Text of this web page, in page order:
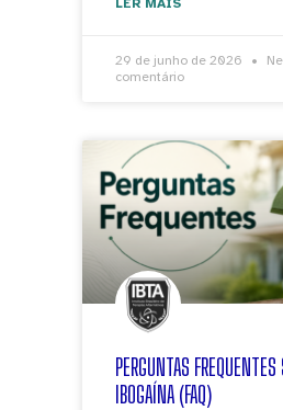
LER MAIS
29 de junho de 2026
comentário
PERGUNTAS FREQUENTES
IBOGAÍNA (FAQ)